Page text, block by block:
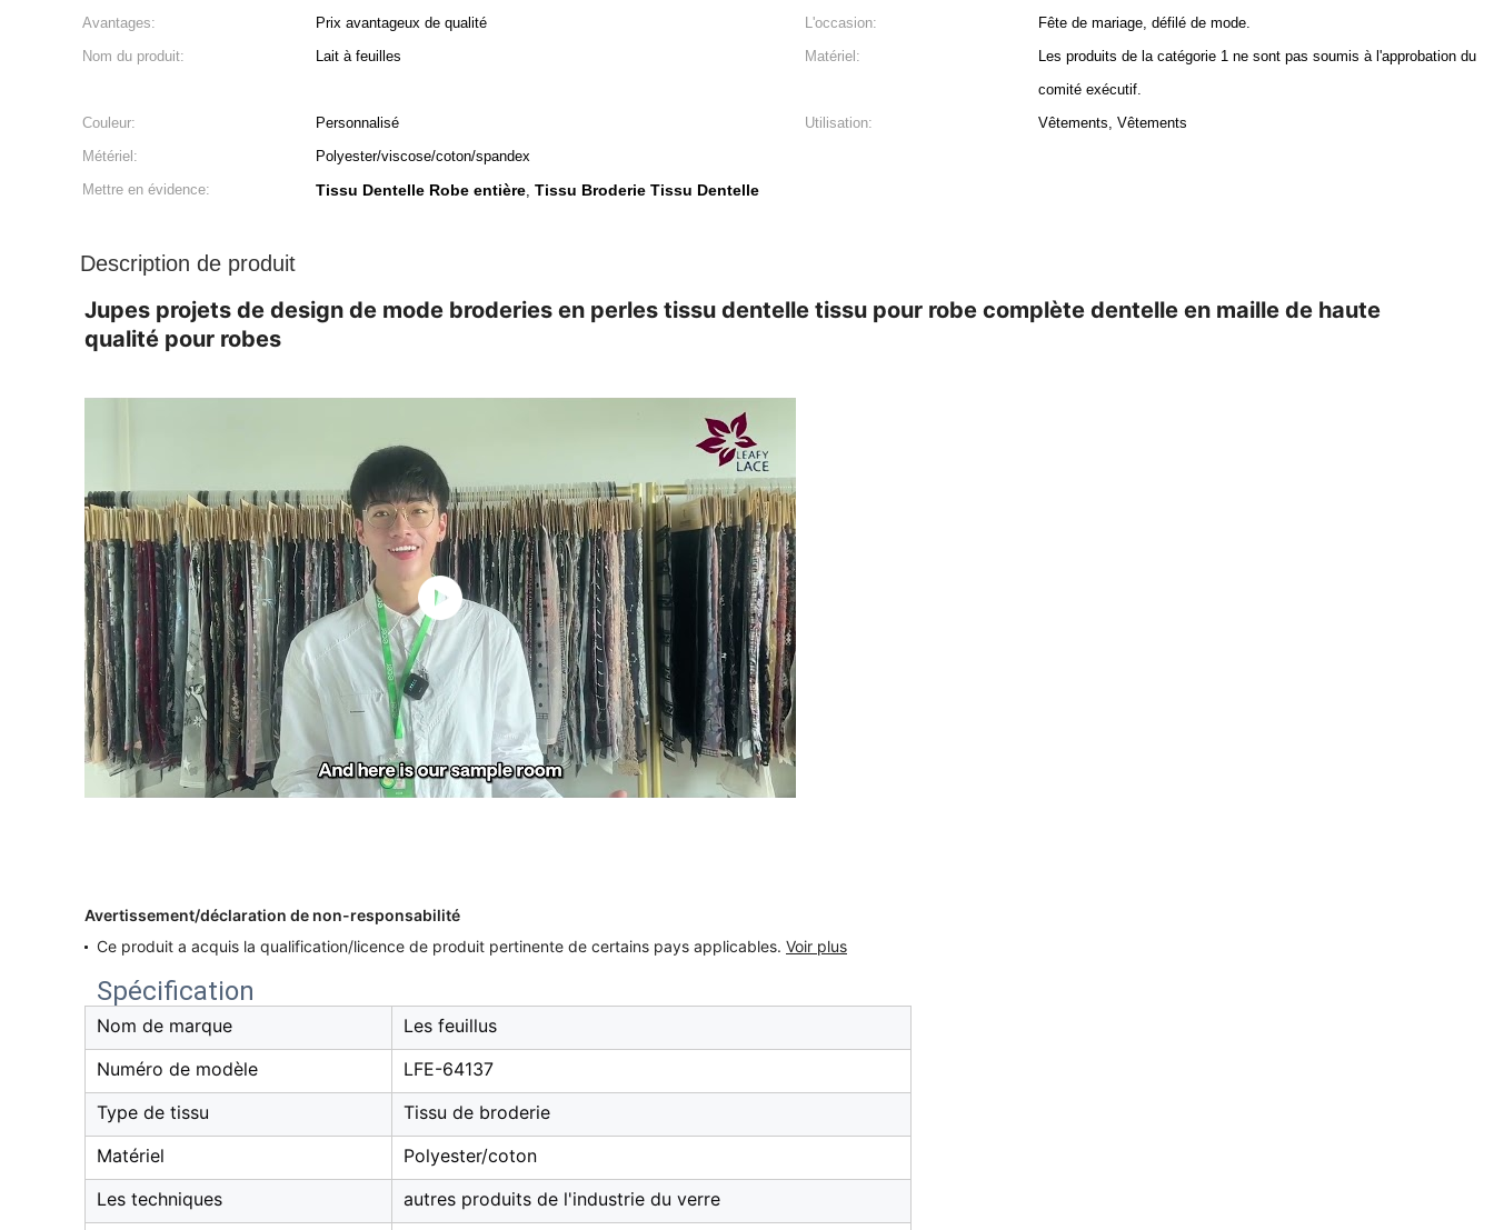
Avantages:
Prix avantageux de qualité L'occasion:
Fête de mariage, défilé de mode.
Nom du produit:
Lait à feuilles Matériel:
Les produits de la catégorie 1 ne sont pas soumis à l'approbation du
comité exécutif.
Couleur:
Personnalisé Utilisation:
Vêtements, Vêtements
Métériel:
Polyester/viscose/coton/spandex
Mettre en évidence:
Tissu Dentelle Robe entière, Tissu Broderie Tissu Dentelle
Description de produit
Jupes projets de design de mode broderies en perles tissu dentelle tissu pour robe complète dentelle en maille de haute
qualité pour robes
Avertissement/déclaration de non-responsabilité
Ce produit a acquis la qualification/licence de produit pertinente de certains pays applicables. Voir plus
Spécification
Nom de marque
Les feuillus
Numéro de modèle
LFE-64137
Type de tissu
Tissu de broderie
Matériel
Polyester/coton
Les techniques
autres produits de l'industrie du verre